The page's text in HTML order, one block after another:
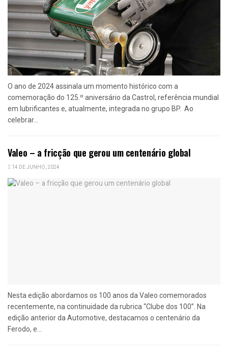
O ano de 2024 assinala um momento histórico com a
comemoração do 125.º aniversário da Castrol, referência mundial
em lubrificantes e, atualmente, integrada no grupo BP. Ao
celebrar...
Valeo – a fricção que gerou um centenário global
14 DE JUNHO, 2024
Nesta edição abordamos os 100 anos da Valeo comemorados
recentemente, na continuidade da rubrica “Clube dos 100”. Na
edição anterior da Automotive, destacamos o centenário da
Ferodo, e...